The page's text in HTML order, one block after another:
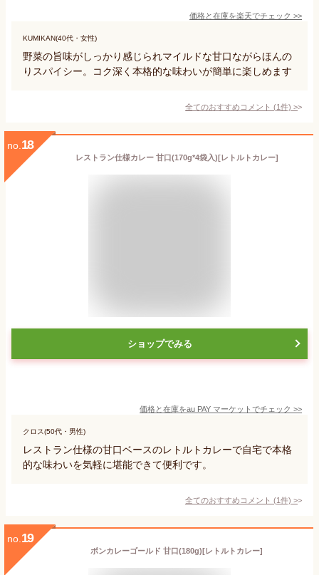
価格と在庫を楽天でチェック >>
KUMIKAN(40代・女性)
野菜の旨味がしっかり感じられマイルドな甘口ながらほんの
りスパイシー。コク深く本格的な味わいが簡単に楽しめます
全てのおすすめコメント (1件) >
no. 18
レストラン仕様カレー 甘口(170g*4袋入)[レトルトカレー]
ショップでみる
価格と在庫をau PAY マーケット でチェック >>
クロス(50代・男性)
レストラン仕様の甘口ベースのレトルトカレーで自宅で本格
的な味わいを気軽に堪能できて便利です。
全てのおすすめコメント (1件) >
no. 19
ボンカレーゴールド 甘口(180g)[レトルトカレー]